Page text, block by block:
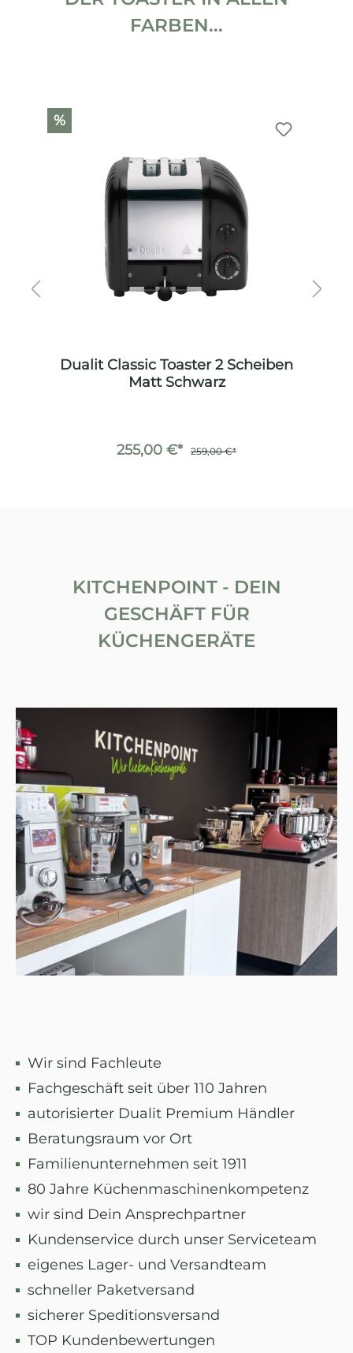
FARBEN...
Produktgalerie überspringen
%
Dualit Classic Toaster 2 Scheiben
Matt Schwarz
255,00 €* 259,00 €*
KITCHENPOINT - DEIN
GESCHÄFT FÜR
KÜCHENGERÄTE
Wir sind Fachleute
Fachgeschäft seit über 110 Jahren
autorisierter Dualit Premium Händler
Beratungsraum vor Ort
Familienunternehmen seit 1911
80 Jahre Küchenmaschinenkompetenz
wir sind Dein Ansprechpartner
Kundenservice durch unser Serviceteam
eigenes Lager- und Versandteam
schneller Paketversand
sicherer Speditionsversand
TOP Kundenbewertungen